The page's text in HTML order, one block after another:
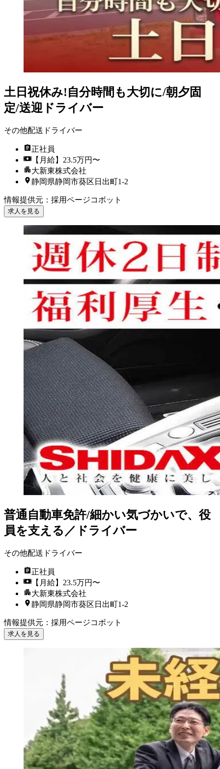
土日祝休み!自分時間も大切に/朝夕固
定/送迎ドライバー
その他配送ドライバー
正社員
【月給】23.5万円〜
大新東株式会社
静岡県静岡市葵区日出町1-2
情報提供元 ： 採用ページコボット
求人を見る
普通自動車免許/細かい気づかいで、役
員を支える／ドライバー
その他配送ドライバー
正社員
【月給】23.5万円〜
大新東株式会社
静岡県静岡市葵区日出町1-2
情報提供元 ： 採用ページコボット
求人を見る